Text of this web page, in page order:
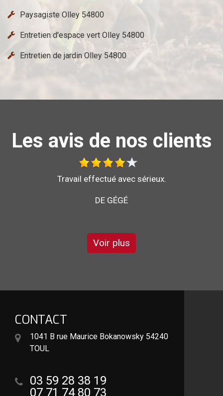
Paysagiste Olley 54800
Entretien d'espace vert Olley 54800
Entretien de jardin Olley 54800
Les avis de nos clients
Au top, je recommande !!
DE ORNELLA
Voir plus
CONTACT
1041 B rue Maurice Bokanowsky 54240
TOUL
03 59 28 38 19
07 71 74 80 73